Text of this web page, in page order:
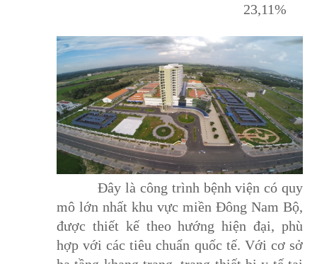
23,11%
Đây là công trình bệnh viện có quy
mô lớn nhất khu vực miền Đông Nam Bộ,
được thiết kế theo hướng hiện đại, phù
hợp với các tiêu chuẩn quốc tế. Với cơ sở